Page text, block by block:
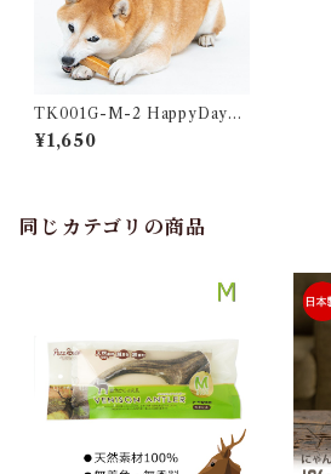
TK001G-M-2 HappyDays
大地からの贈り物 愛犬用スナ
ック ヤクミルクチーズ Mサイ
¥1,650
同じカテゴリの商品